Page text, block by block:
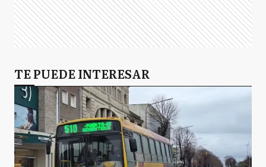
H Hurlingham
I Ituzaingó
JC José C. Paz
TE PUEDE INTERESAR